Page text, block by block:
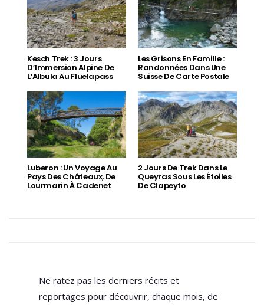
Kesch Trek : 3 Jours
D’Immersion Alpine De
L’Albula Au Fluelapass
Les Grisons En Famille :
Randonnées Dans Une
Suisse De Carte Postale
Luberon : Un Voyage Au
Pays Des Châteaux, De
Lourmarin À Cadenet
2 Jours De Trek Dans Le
Queyras Sous Les Étoiles
De Clapeyto
Ne ratez pas les derniers récits et
reportages pour découvrir, chaque mois, de